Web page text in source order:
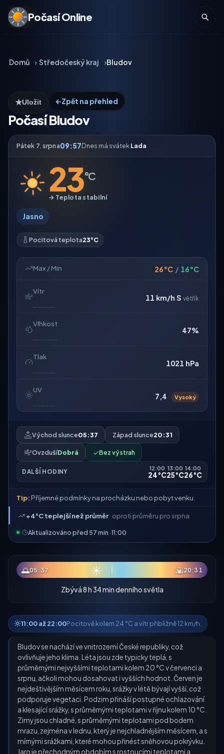
Počasí Online
Domů Středočeský kraj Bludov
←Zpět na přehled
Počasí Bludov
★Uložit
Pátek 7. srpna09:57Dnes má svátekLada
23°C
→ Teplota stabilní
Jasno
Pocitová teplota23°C
Max / Min 26°C / 16°C
Vítr
11 km/h S větřík
Vlhkost
47%
Tlak
1021 hPa
UV
7,4 Vysoký
Východ slunce05:37 Západ slunce20:31
OvzdušíDobrá ✓Bez výstrah
DALŠÍ HODINY
12:00
24°C
13:00
25°C
14:00
26°C
Tip: Příjemné podmínky na procházku nebo pobyt venku.
+4°C teplejší než průměr oproti průměru pro srpna
Aktualizováno před 57 min ·11:00
🌅05:37 ☀ 🌇20:31
Zbývá 8 h 34 min denního světla
11:00 až 22:00Pocitově kolem 24 °C a vítr přibližně 12 km/h.
Bludov se nachází ve vnitrozemí České republiky, což
ovlivňuje jeho klima. Léta jsou zde typicky teplá, s
průměrnými nejvyššími teplotami kolem 20 °C v červenci a
srpnu, ačkoli mohou dosahovat i vyšších hodnot. Červen je
nejdeštivějším měsícem roku, srážky v létě bývají vyšší, což
podporuje vegetaci. Podzim přináší postupné ochlazování
a klesající srážky, s průměrnými teplotami v říjnu kolem 10 °C.
Zimy jsou chladné, s průměrnými teplotami pod bodem
mrazu, zejména v lednu, který je nejchladnějším měsícem, a s
mírnými srážkami, které mohou přinést sněhovou pokrývku.
Jaro je přechodným obdobím s rostoucími teplotami a